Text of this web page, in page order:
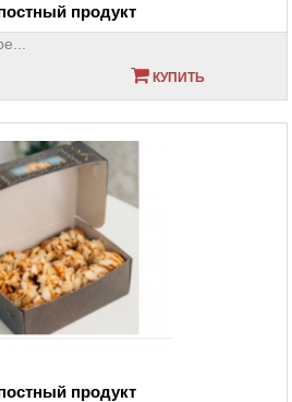
продукт
КУПИТЬ
продукт